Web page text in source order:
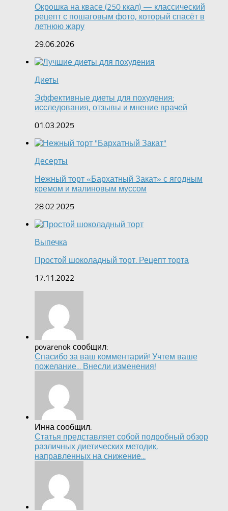
Окрошка на квасе (250 ккал) — классический
рецепт с пошаговым фото, который спасёт в
летнюю жару
29.06.2026
Диеты
Эффективные диеты для похудения:
исследования, отзывы и мнение врачей
01.03.2025
Десерты
Нежный торт «Бархатный Закат» с ягодным
кремом и малиновым муссом
28.02.2025
Выпечка
Простой шоколадный торт. Рецепт торта
17.11.2022
povarenok сообщил:
Спасибо за ваш комментарий! Учтем ваше
пожелание... Внесли изменения!
Инна сообщил:
Статья представляет собой подробный обзор
различных диетических методик,
направленных на снижение...